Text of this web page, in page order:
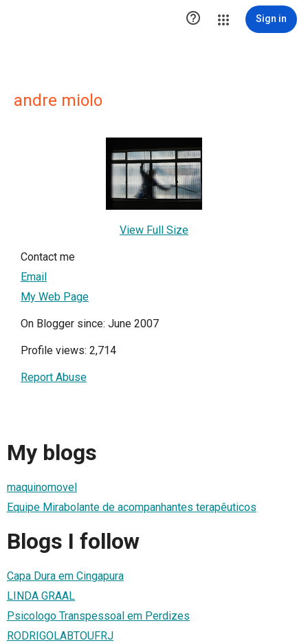
 Sign in
andre miolo
View Full Size
Contact me
Email
My Web Page
On Blogger since: June 2007
Profile views: 2,714
Report Abuse
My blogs
maquinomovel
Equipe Mirabolante de acompanhantes terapêuticos
Blogs I follow
Capa Dura em Cingapura
LINDA GRAAL
Psicologo Transpessoal em Perdizes
RODRIGOLABTOUFRJ